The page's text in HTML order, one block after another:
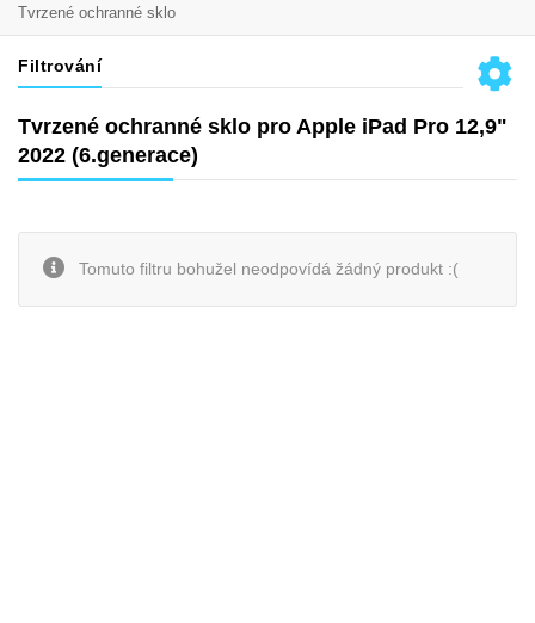
Tvrzené ochranné sklo
Filtrování
Tvrzené ochranné sklo pro Apple iPad Pro 12,9"
2022 (6.generace)
Tomuto filtru bohužel neodpovídá žádný produkt :(